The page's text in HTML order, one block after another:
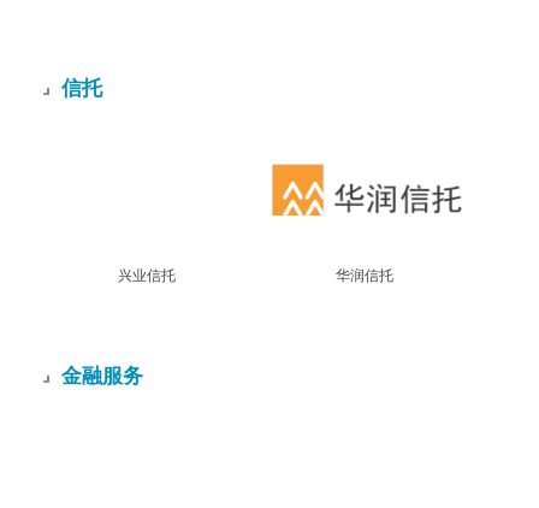
信托
兴业信托 华润信托
金融服务